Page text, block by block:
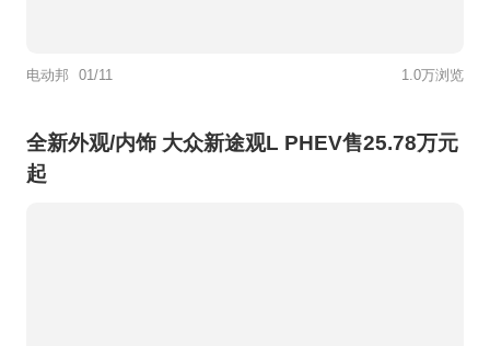
电动邦 01/11 1.0万浏览
全新外观/内饰 大众新途观L PHEV售25.78万元
起